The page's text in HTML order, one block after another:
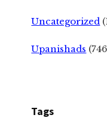
Uncategorized
Upanishads
Tags